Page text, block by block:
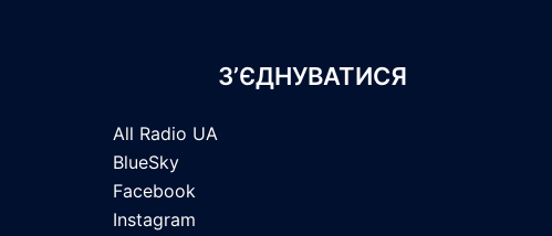
З’ЄДНУВАТИСЯ
All Radio UA
BlueSky
Facebook
Instagram